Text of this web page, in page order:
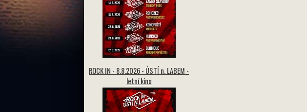
ROCK IN - 8.8.2026 - ÚSTÍ n. LABEM -
letní kino